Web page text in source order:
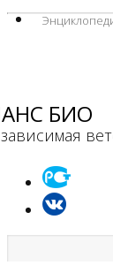
БИО